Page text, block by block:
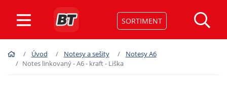
SORTIMENT
Úvod Notesy a sešity
Notesy A6
Notes linkovaný - A6 - kraft - Liška